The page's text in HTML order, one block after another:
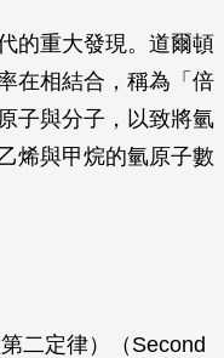
的重大發現。道爾頓
在相結合，稱為「倍
子與分子，以致將氫
烯與甲烷的氫原子數
二定律）（Second